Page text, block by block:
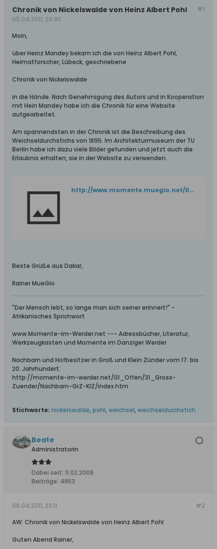
#1
Chronik von Nickelswalde von Heinz Albert Pohl
05.04.2011, 20:30
Moin,
über Heinz Mandey bekam ich die von Heinz Albert Pohl,
Heimatforscher, Lübeck, geschriebene
Chronik von Nickelswalde
in die Hände. Nach Genehmigung des Autors und in Kooperation
mit Hein Mandey habe ich die Chronik für eine Website
aufgearbeitet.
Am spannendsten in der Chronik ist die Beschreibung des
Weichseldurchstichs von 1895. Im Architekturmuseum der TU
Berlin habe ich dazu viele Bilder gefunden und jetzt auch die
Erlaubnis erhalten, sie in der Website zu verwenden.
http://www.momente.mueglo.net/01_Offen/40_Nickelswalde/01_Chronik_Nickelswalde/Deckblatt.htm
Beste Grüße aus Dakar,
Rainer MueGlo
"Der Mensch lebt, so lange man sich seiner erinnert!" -
Afrikanisches Sprichwort
www.Momente-im-Werder.net --- Adressbücher, Literatur,
Werkzeugkasten und Momente im Danziger Werder
Nachbarn und Hofbesitzer in Groß und Klein Zünder vom 17. bis
20. Jahrhundert:
http://momente-im-werder.net/01_Offen/31_Gross-
Zuender/Nachbarn-GrZ-KlZ/index.htm
Stichworte: nickelswalde, pohl, weichsel, weichseldurchstich
Beate
Administratorin
Dabei seit: 11.02.2008
Beiträge: 4853
#2
06.04.2011, 23:11
AW: Chronik von Nickelswalde von Heinz Albert Pohl
Guten Abend Rainer,